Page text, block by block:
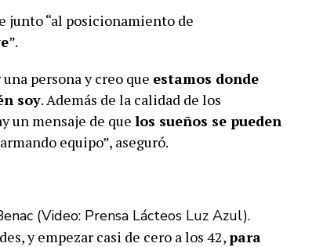
junto “al posicionamiento de
”.
persona y creo que estamos donde
soy. Además de la calidad de los
un mensaje de que los sueños se pueden
equipo”, aseguró.
(Video: Prensa Lácteos Luz Azul).
y empezar casi de cero a los 42,para